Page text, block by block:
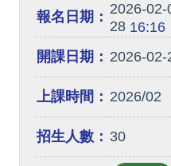
報名日期： 2026-02-
2816:16
開課日期： 2026-02-
上課時間： 2026/02
招生人數： 30